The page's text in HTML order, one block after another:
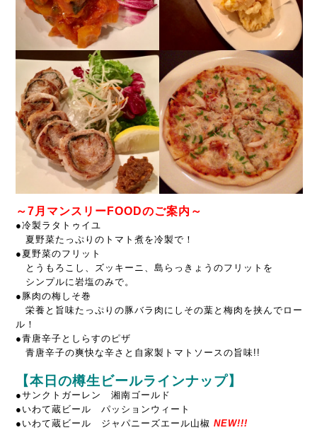
～7月マンスリーFOODのご案内～
●冷製ラタトゥイユ
夏野菜たっぷりのトマト煮を冷製で！
●夏野菜のフリット
とうもろこし、ズッキーニ、島らっきょうのフリットを
シンプルに岩塩のみで。
●豚肉の梅しそ巻
栄養と旨味たっぷりの豚バラ肉にしその葉と梅肉を挟んでロー
ル！
●青唐辛子としらすのピザ
青唐辛子の爽快な辛さと自家製トマトソースの旨味!!
【本日の樽生ビールラインナップ】
●サンクトガーレン 湘南ゴールド
●いわて蔵ビール パッションウィート
●いわて蔵ビール ジャパニーズエール山椒 NEW!!!